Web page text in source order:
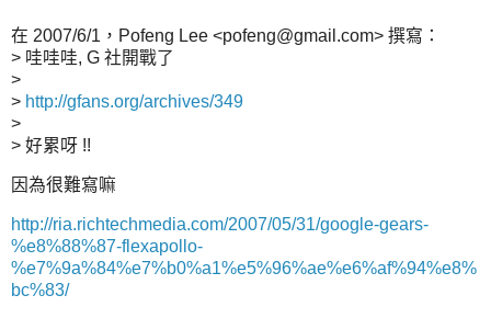
在 2007/6/1，Pofeng Lee <pofeng@gmail.com> 撰寫：
> 哇哇哇, G 社開戰了
>
> http://gfans.org/archives/349
>
> 好累呀 !!
因為很難寫嘛
http://ria.richtechmedia.com/2007/05/31/google-gears-
%e8%88%87-flexapollo-
%e7%9a%84%e7%b0%a1%e5%96%ae%e6%af%94%e8%
bc%83/